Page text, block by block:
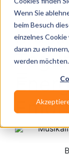
Wenn Sie
beim Besuch
einzelnes
daran zu
werden möchten.
zurück zum
MICE